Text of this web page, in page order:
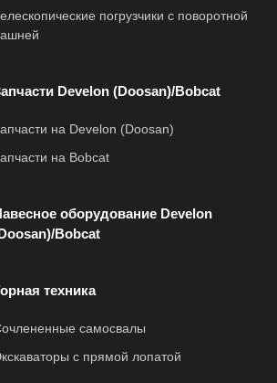
погрузчики с поворотной
Develon (Doosan)/Bobcat
на Develon (Doosan)
на Bobcat
оборудование Develon
Bobcat
техника
самосвалы
с прямой лопатой